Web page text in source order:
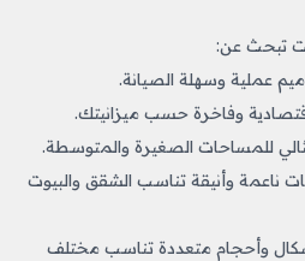
تبحث عن:
عملية وسهلة الصيانة.
وفاخرة حسب ميزانيتك.
للمساحات الصغيرة والمتوسطة.
ناعمة وأنيقة تناسب الشقق والبيوت
وأحجام متعددة تناسب مختلف